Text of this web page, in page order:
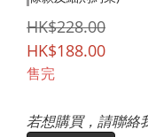
HK$228.00
HK$188.00
售完
若想購買，請聯絡